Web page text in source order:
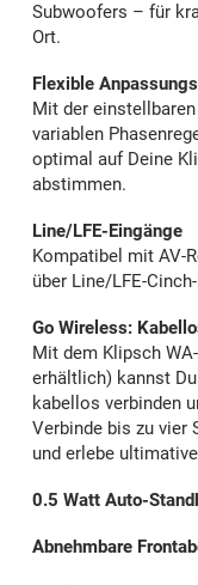
Subwoofers – für
Ort.
Flexible
Mit der
variablen
optimal auf Deine
abstimmen.
Line/LFE-Eingänge
Kompatibel mit AV-
über Line/LFE-
Go Wireless:
Mit dem Klipsch
erhältlich) kannst
kabellos verbinden
Verbinde bis zu vier
und erlebe
0.5 Watt Auto-
Abnehmbare